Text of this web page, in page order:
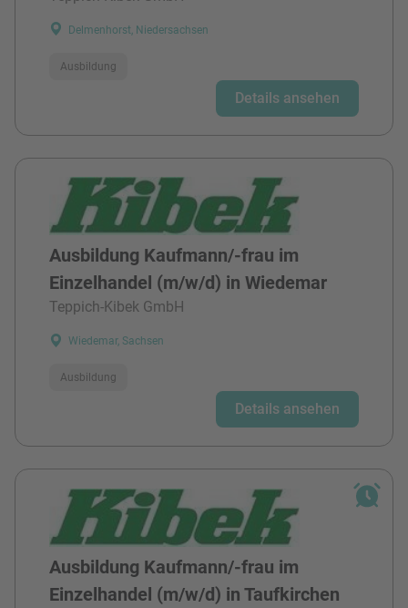
Delmenhorst, Niedersachsen
Ausbildung
Details ansehen
Ausbildung Kaufmann/-frau im
Einzelhandel (m/w/d) in Wiedemar
Teppich-Kibek GmbH
Wiedemar, Sachsen
Ausbildung
Details ansehen
Ausbildung Kaufmann/-frau im
Einzelhandel (m/w/d) in Taufkirchen